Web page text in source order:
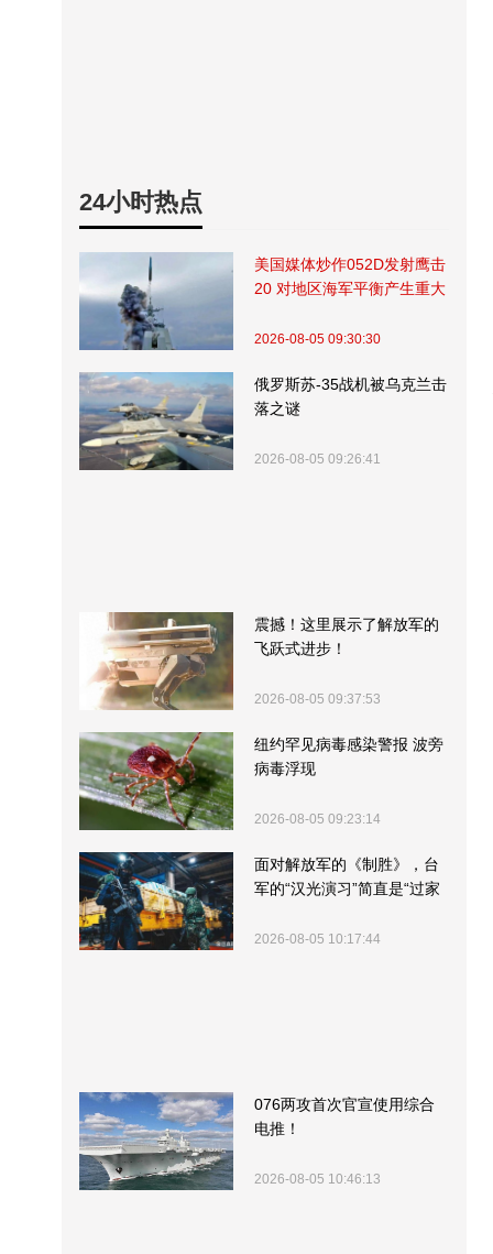
24小时热点
美国媒体炒作052D发射鹰击
20 对地区海军平衡产生重大
2026-08-05 09:30:30
俄罗斯苏-35战机被乌克兰击
落之谜
2026-08-05 09:26:41
震撼！这里展示了解放军的
飞跃式进步！
2026-08-05 09:37:53
纽约罕见病毒感染警报 波旁
病毒浮现
2026-08-05 09:23:14
面对解放军的《制胜》，台
军的“汉光演习”简直是“过家
2026-08-05 10:17:44
076两攻首次官宣使用综合
电推！
2026-08-05 10:46:13